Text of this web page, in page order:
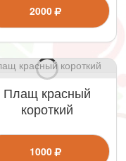
2000
Плащ красный
короткий
1000